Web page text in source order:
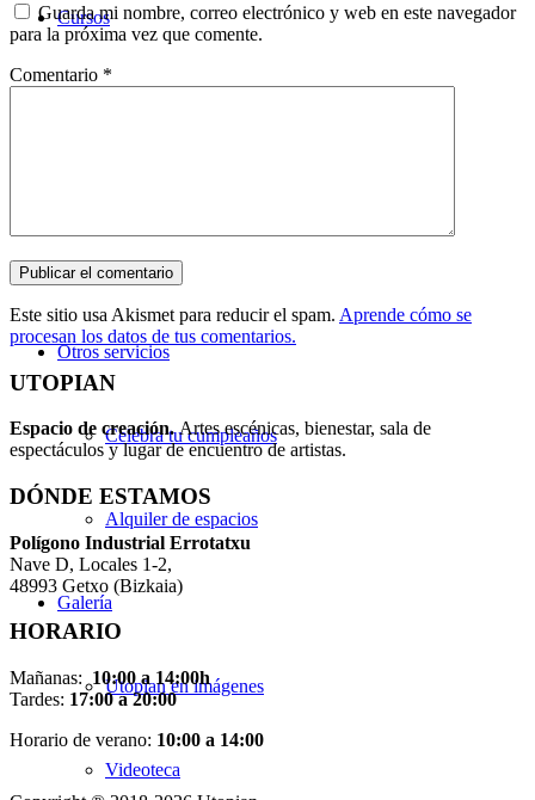
Cursos
Música
Otros servicios
Celebra tu cumpleaños
Alquiler de espacios
Galería
Utopian en imágenes
Videoteca
Guarda mi nombre, correo electrónico y web en este navegador
para la próxima vez que comente.
Comentario *
Este sitio usa Akismet para reducir el spam. Aprende cómo se
procesan los datos de tus comentarios.
UTOPIAN
Espacio de creación.Artes escénicas, bienestar, sala de
espectáculos y lugar de encuentro de artistas.
DÓNDE ESTAMOS
Polígono Industrial Errotatxu
Nave D, Locales 1-2,
48993 Getxo (Bizkaia)
HORARIO
Mañanas: 10:00 a 14:00h
Tardes: 17:00 a 20:00
Horario de verano: 10:00 a 14:00